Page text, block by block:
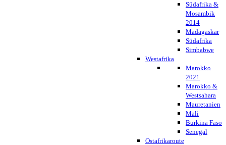
Südafrika &
Mosambik
2014
Madagaskar
Südafrika
Simbabwe
Westafrika
Marokko
2021
Marokko &
Westsahara
Mauretanien
Mali
Burkina Faso
Senegal
Ostafrikaroute